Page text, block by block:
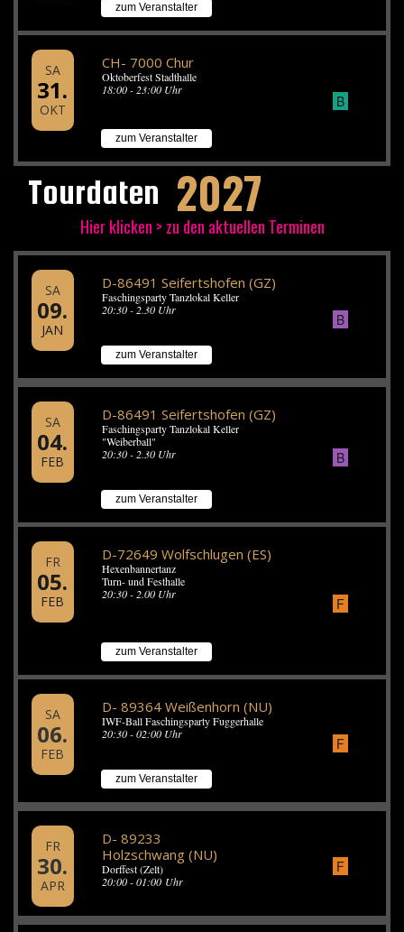
zum Veranstalter
SA
31.
OKT
CH- 7000 Chur
Oktoberfest Stadthalle
18:00 - 23:00 Uhr
zum Veranstalter
B
Tourdaten 2027
Hier klicken > zu den aktuellen Terminen
SA
09.
JAN
D-86491 Seifertshofen (GZ)
Faschingsparty Tanzlokal Keller
20:30 - 2.30 Uhr
zum Veranstalter
B
SA
04.
FEB
D-86491 Seifertshofen (GZ)
Faschingsparty Tanzlokal Keller
"Weiberball"
20:30 - 2.30 Uhr
zum Veranstalter
B
FR
05.
FEB
D-72649 Wolfschlugen (ES)
Hexenbannertanz
Turn- und Festhalle
20:30 - 2.00 Uhr
zum Veranstalter
F
SA
06.
FEB
D- 89364 Weißenhorn (NU)
IWF-Ball Faschingsparty Fuggerhalle
20:30 - 02:00 Uhr
zum Veranstalter
F
FR
30.
APR
D- 89233
Holzschwang (NU)
Dorffest (Zelt)
20:00 - 01:00 Uhr
F